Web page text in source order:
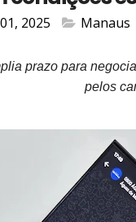
2025 Manaus
prazo para
pelos